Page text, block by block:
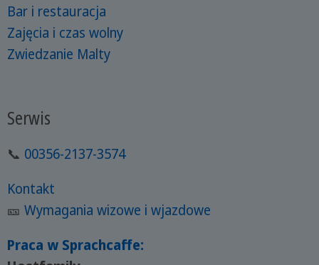
Bar i restauracja
Zajęcia i czas wolny
Zwiedzanie Malty
Serwis
📞 00356-2137-3574
Kontakt
🎫 Wymagania wizowe i wjazdowe
Praca w Sprachcaffe: